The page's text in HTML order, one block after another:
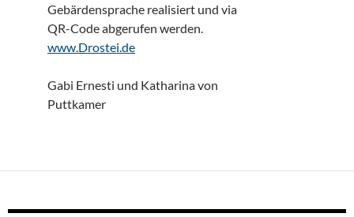
Gebärdensprache realisiert und via
QR-Code abgerufen werden.
www.Drostei.de
Gabi Ernesti und Katharina von
Puttkamer